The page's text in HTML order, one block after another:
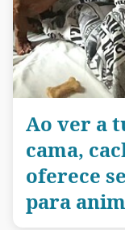
Ao ver a
cama,
oferece
para